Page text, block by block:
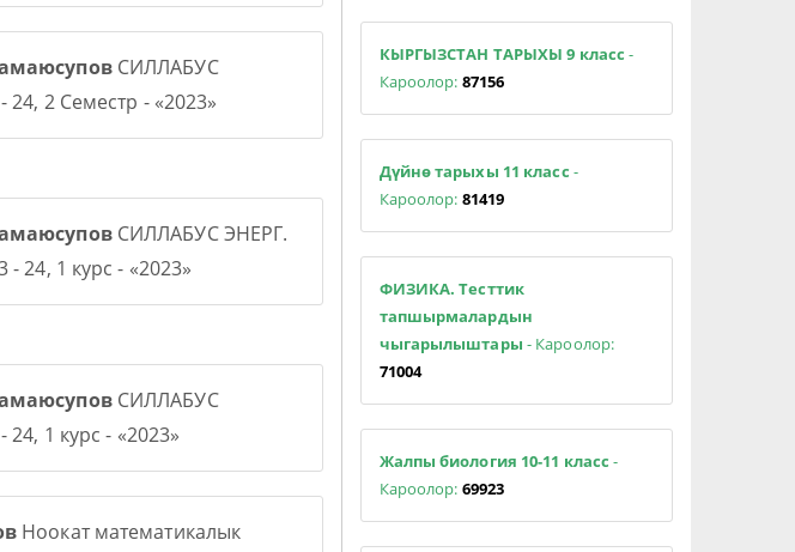
СИЛЛАБУС
2 Семестр - «2023»
СИЛЛАБУС ЭНЕРГ.
24, 1 курс - «2023»
СИЛЛАБУС
1 курс - «2023»
Ноокат математикалык
КЫРГЫЗСТАН ТАРЫХЫ 9 класс -
Кароолор: 87156
Дүйнө тарыхы 11 класс -
Кароолор: 81419
ФИЗИКА. Тесттик
тапшырмалардын
чыгарылыштары - Кароолор:
71004
Жалпы биология 10-11 класс -
Кароолор: 69923